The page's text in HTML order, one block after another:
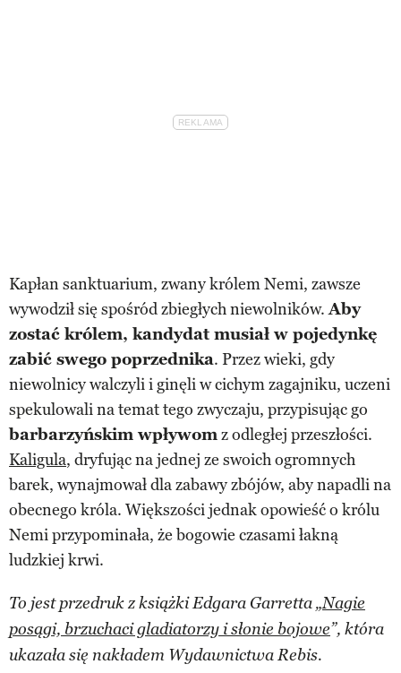
Kapłan sanktuarium, zwany królem Nemi, zawsze
wywodził się spośród zbiegłych niewolników.Aby
zostać królem, kandydat musiał w pojedynkę
zabić swego poprzednika. Przez wieki, gdy
niewolnicy walczyli i ginęli w cichym zagajniku, uczeni
spekulowali na temat tego zwyczaju, przypisując go
barbarzyńskim wpływomz odległej przeszłości.
Kaligula, dryfując na jednej ze swoich ogromnych
barek, wynajmował dla zabawy zbójów, aby napadli na
obecnego króla. Większości jednak opowieść o królu
Nemi przypominała, że bogowie czasami łakną
ludzkiej krwi.
To jest przedruk z książki Edgara Garretta „Nagie
posągi, brzuchaci gladiatorzy i słonie bojowe”, która
ukazała się nakładem Wydawnictwa Rebis.